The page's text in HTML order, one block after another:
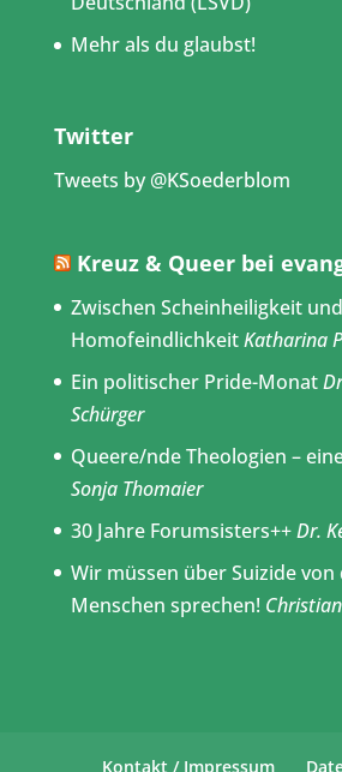
Mehr als du glaubst!
Twitter
Tweets by @KSoederblom
Kreuz & Queer bei
Zwischen Scheinheiligkeit und
HomofeindlichkeitKatharina
Ein politischer Pride-Monat
Schürger
Queere/nde Theologien –
Sonja Thomaier
30 Jahre Forumsisters++Dr.
Wir müssen über Suizide von
Menschen sprechen!
Kontakt / Impressum